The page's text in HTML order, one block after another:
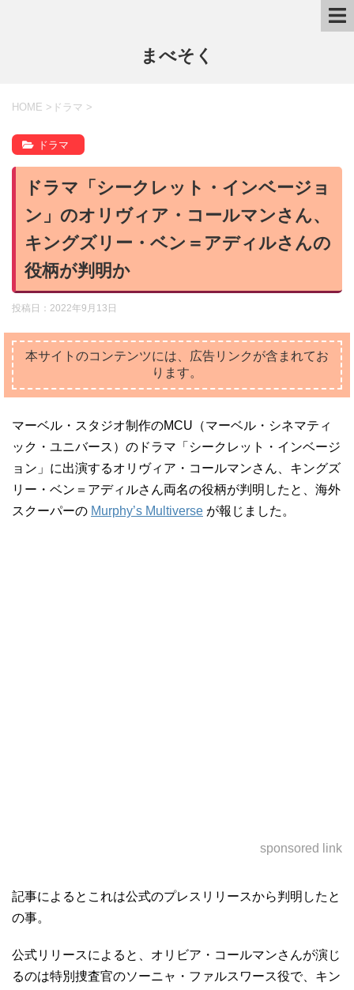
まべそく
HOME > ドラマ >
ドラマ
ドラマ「シークレット・インベージョ
ン」のオリヴィア・コールマンさん、
キングズリー・ベン＝アディルさんの
役柄が判明か
投稿日： 2022年9月13日
本サイトのコンテンツには、広告リンクが含まれてお
ります。
マーベル・スタジオ制作のMCU（マーベル・シネマティ
ック・ユニバース）のドラマ「シークレット・インベージ
ョン」に出演するオリヴィア・コールマンさん、キングズ
リー・ベン＝アディルさん両名の役柄が判明したと、海外
スクーパーの Murphy’s Multiverse が報じました。
sponsored link
記事によるとこれは公式のプレスリリースから判明したと
の事。
公式リリースによると、オリビア・コールマンさんが演じ
るのは特別捜査官のソーニャ・ファルスワース役で、キン